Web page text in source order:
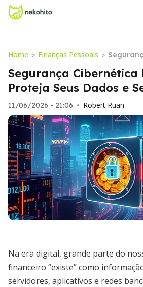
Home > Finanças Pessoais >
ceira:
eu
Segurança Cibernética
Proteja Seus Dados e
11/06/2026 - 21:06 • Robert Ruan
Na era digital, grande parte do
financeiro “existe” como
servidores, aplicativos e redes